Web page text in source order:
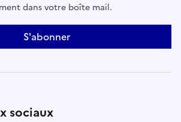
dans votre boîte mail.
S'abonner
sociaux